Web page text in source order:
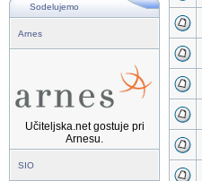
Sodelujemo
Arnes
Učiteljska.net gostuje pri
Arnesu.
SIO